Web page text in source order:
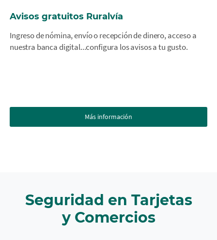
Avisos gratuitos Ruralvía
Ingreso de nómina, envío o recepción de dinero, acceso a
nuestra banca digital...configura los avisos a tu gusto.
Más información
Seguridad en Tarjetas
y Comercios